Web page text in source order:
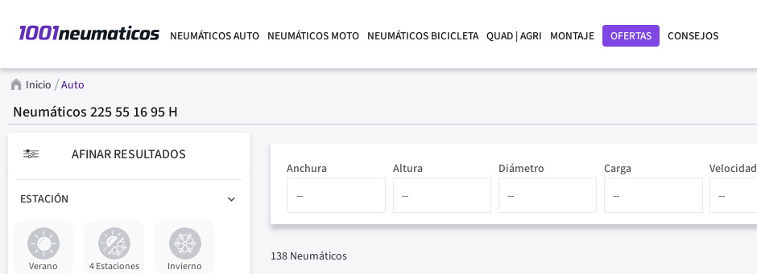
NEUMÁTICOS AUTO NEUMÁTICOS MOTO NEUMÁTICOS BICICLETA QUAD | AGRI MONTAJE OFERTAS CONSEJOS
Inicio Auto
Neumáticos 225 55 16 95 H
Diámetro
Altura Carga Velocidad
Anchura
138 Neumáticos
AFINAR RESULTADOS
ESTACIÓN
Verano 4 Estaciones Invierno